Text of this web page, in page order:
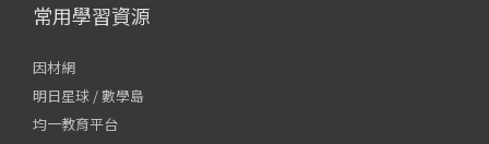
常用學習資源
因材網
明日星球 / 數學島
均一教育平台